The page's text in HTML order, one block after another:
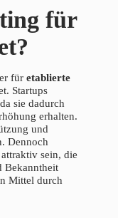
für
für etablierte
Startups
sie dadurch
erhalten.
und
Dennoch
sein, die
Bekanntheit
Mittel durch